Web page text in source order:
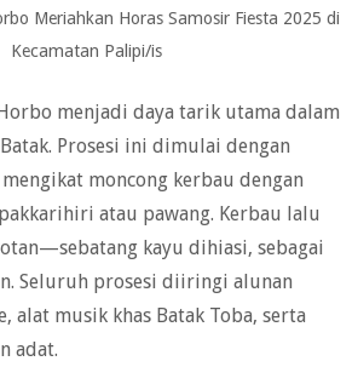
Meriahkan Horas Samosir Fiesta 2025 di
Kecamatan Palipi/is
menjadi daya tarik utama dalam
Prosesi ini dimulai dengan
moncong kerbau dengan
atau pawang. Kerbau lalu
kayu dihiasi, sebagai
Seluruh prosesi diiringi alunan
alat musik khas Batak Toba, serta
adat.